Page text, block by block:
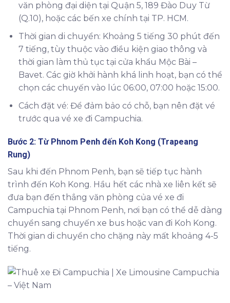
văn phòng đại diện tại Quận 5, 189 Đào Duy Từ
(Q.10), hoặc các bến xe chính tại TP. HCM.
Thời gian di chuyển: Khoảng 5 tiếng 30 phút đến
7 tiếng, tùy thuộc vào điều kiện giao thông và
thời gian làm thủ tục tại cửa khẩu Mộc Bài –
Bavet. Các giờ khởi hành khá linh hoạt, bạn có thể
chọn các chuyến vào lúc 06:00, 07:00 hoặc 15:00.
Cách đặt vé: Để đảm bảo có chỗ, bạn nên đặt vé
trước qua vé xe đi Campuchia.
Bước 2: Từ Phnom Penh đến Koh Kong (Trapeang
Rung)
Sau khi đến Phnom Penh, bạn sẽ tiếp tục hành
trình đến Koh Kong. Hầu hết các nhà xe liên kết sẽ
đưa bạn đến thẳng văn phòng của vé xe đi
Campuchia tại Phnom Penh, nơi bạn có thể dễ dàng
chuyển sang chuyến xe bus hoặc van đi Koh Kong.
Thời gian di chuyển cho chặng này mất khoảng 4-5
tiếng.